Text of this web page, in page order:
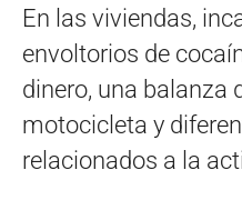
En las viviendas,
envoltorios de
dinero, una balanza
motocicleta y
relacionados a la